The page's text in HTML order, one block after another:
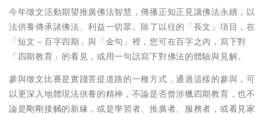
今年徵文活動期望推廣佛法智慧，傳播正知正見讓佛法永續，以
法供養傳承諸佛法、利益一切眾。除了以往的「長文」項目，在
「短文－百字四期」與「金句」裡，您可在百字之內，寫下對
「四期教育」的看見，或用一句話寫下對佛法的體驗與見解。
參與徵文比賽是實踐菩提道路的一種方式，通過這樣的參與，可
以更深入地體現法供養的精神，不論是否曾涉獵四期教育，也不
論是剛剛接觸的新緣，或是學習者、推廣者、服務者，或看見家